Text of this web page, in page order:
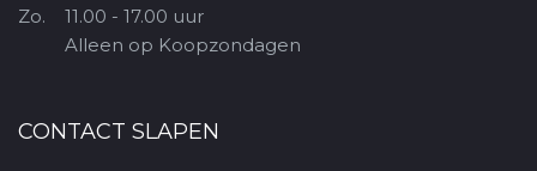
Zo.
11.00 - 17.00 uur
Alleen op Koopzondagen
CONTACT SLAPEN